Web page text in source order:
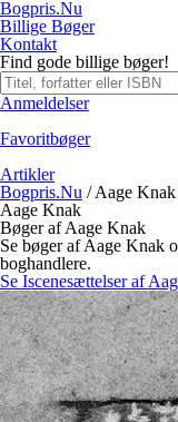
Bogpris.Nu
Billige Bøger
Kontakt
Find gode billige bøger!
Anmeldelser
Favoritbøger
Artikler
Bogpris.Nu /Aage Knak
Aage Knak
Bøger af Aage Knak
Se bøger af Aage Knak
boghandlere.
Se Iscenesættelser af